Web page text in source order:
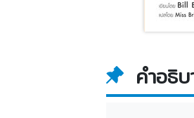
คำอธิ